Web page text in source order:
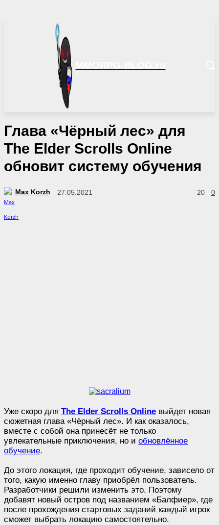
Глава «Чёрный лес» для
The Elder Scrolls Online
обновит систему обучения
Max Korzh 27.05.2021 0
20
Уже скоро для The Elder Scrolls Online выйдет новая
сюжетная глава «Чёрный лес». И как оказалось,
вместе с собой она принесёт не только
увлекательные приключения, но и обновлённое
обучение.
До этого локация, где проходит обучение, зависело от
того, какую именно главу приобрёл пользователь.
Разработчики решили изменить это. Поэтому
добавят новый остров под названием «Балфиер», где
после прохождения стартовых заданий каждый игрок
сможет выбрать локацию самостоятельно.